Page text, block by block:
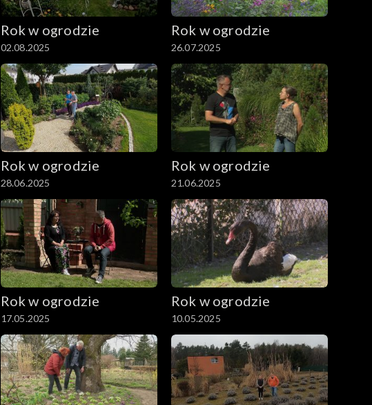
Rok w ogrodzie
02.08.2025
Rok w ogrodzie
26.07.2025
Rok w ogrodzie
28.06.2025
Rok w ogrodzie
21.06.2025
Rok w ogrodzie
17.05.2025
Rok w ogrodzie
10.05.2025